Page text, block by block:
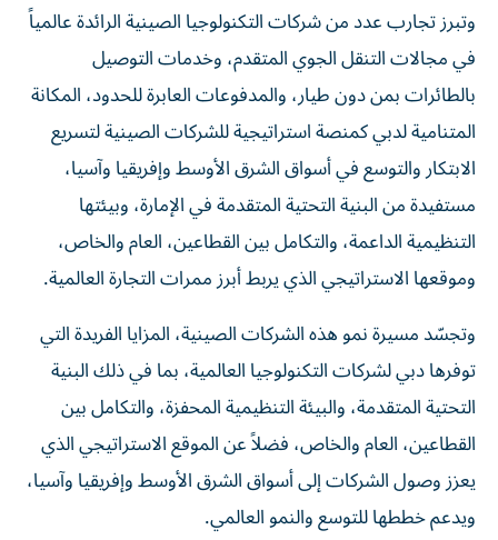
وتبرز تجارب عدد من شركات التكنولوجيا الصينية الرائدة عالمياً
في مجالات التنقل الجوي المتقدم، وخدمات التوصيل
بالطائرات بمن دون طيار، والمدفوعات العابرة للحدود، المكانة
المتنامية لدبي كمنصة استراتيجية للشركات الصينية لتسريع
الابتكار والتوسع في أسواق الشرق الأوسط وإفريقيا وآسيا،
مستفيدة من البنية التحتية المتقدمة في الإمارة، وبيئتها
التنظيمية الداعمة، والتكامل بين القطاعين، العام والخاص،
وموقعها الاستراتيجي الذي يربط أبرز ممرات التجارة العالمية.
وتجسّد مسيرة نمو هذه الشركات الصينية، المزايا الفريدة التي
توفرها دبي لشركات التكنولوجيا العالمية، بما في ذلك البنية
التحتية المتقدمة، والبيئة التنظيمية المحفزة، والتكامل بين
القطاعين، العام والخاص، فضلاً عن الموقع الاستراتيجي الذي
يعزز وصول الشركات إلى أسواق الشرق الأوسط وإفريقيا وآسيا،
ويدعم خططها للتوسع والنمو العالمي.